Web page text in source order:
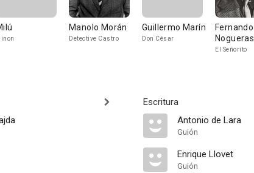
Manolo Morán
Detective Castro
Guillermo Marín
Don César
Fernando
Nogueras
El Señorito
Escritura
Antonio de Lara
Guión
Enrique Llovet
Guión